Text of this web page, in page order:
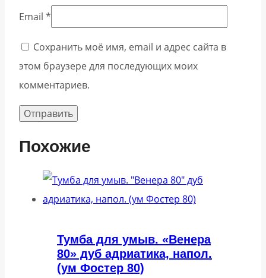
Email *
Сохранить моё имя, email и адрес сайта в
этом браузере для последующих моих
комментариев.
Похожие
Тумба для умыв. «Венера
80» дуб адриатика, напол.
(ум Фостер 80)